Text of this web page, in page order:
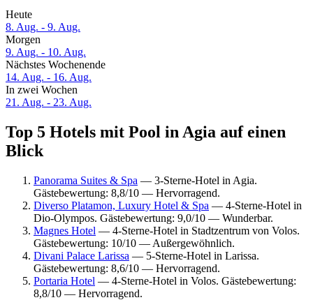
Heute
8. Aug. - 9. Aug.
Morgen
9. Aug. - 10. Aug.
Nächstes Wochenende
14. Aug. - 16. Aug.
In zwei Wochen
21. Aug. - 23. Aug.
Top 5 Hotels mit Pool in Agia auf einen
Blick
Panorama Suites & Spa — 3-Sterne-Hotel in Agia.
Gästebewertung: 8,8/10 — Hervorragend.
Diverso Platamon, Luxury Hotel & Spa — 4-Sterne-Hotel in
Dio-Olympos. Gästebewertung: 9,0/10 — Wunderbar.
Magnes Hotel — 4-Sterne-Hotel in Stadtzentrum von Volos.
Gästebewertung: 10/10 — Außergewöhnlich.
Divani Palace Larissa — 5-Sterne-Hotel in Larissa.
Gästebewertung: 8,6/10 — Hervorragend.
Portaria Hotel — 4-Sterne-Hotel in Volos. Gästebewertung:
8,8/10 — Hervorragend.